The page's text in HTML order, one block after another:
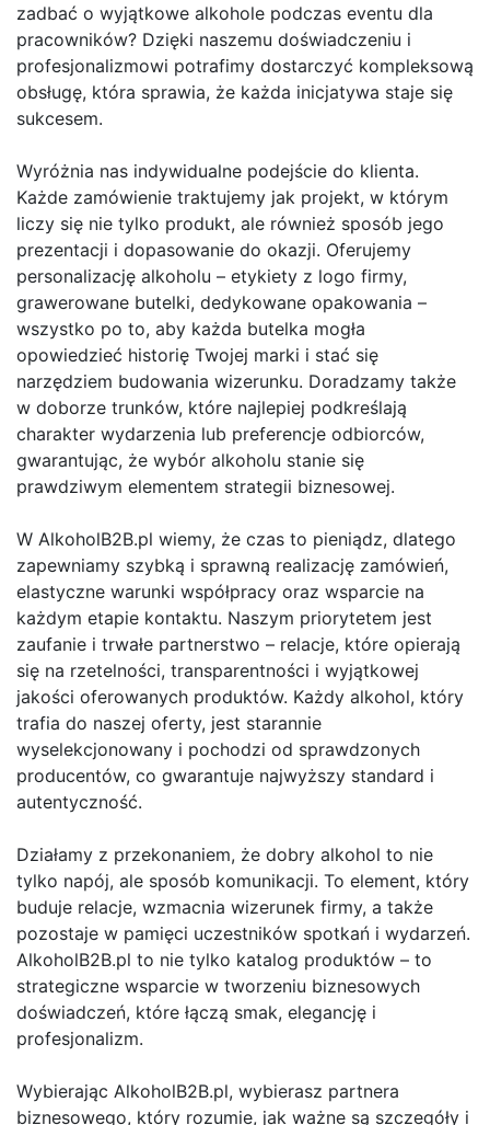
zadbać o wyjątkowe alkohole podczas eventu dla
pracowników? Dzięki naszemu doświadczeniu i
profesjonalizmowi potrafimy dostarczyć kompleksową
obsługę, która sprawia, że każda inicjatywa staje się
sukcesem.
Wyróżnia nas indywidualne podejście do klienta.
Każde zamówienie traktujemy jak projekt, w którym
liczy się nie tylko produkt, ale również sposób jego
prezentacji i dopasowanie do okazji. Oferujemy
personalizację alkoholu – etykiety z logo firmy,
grawerowane butelki, dedykowane opakowania –
wszystko po to, aby każda butelka mogła
opowiedzieć historię Twojej marki i stać się
narzędziem budowania wizerunku. Doradzamy także
w doborze trunków, które najlepiej podkreślają
charakter wydarzenia lub preferencje odbiorców,
gwarantując, że wybór alkoholu stanie się
prawdziwym elementem strategii biznesowej.
W AlkoholB2B.pl wiemy, że czas to pieniądz, dlatego
zapewniamy szybką i sprawną realizację zamówień,
elastyczne warunki współpracy oraz wsparcie na
każdym etapie kontaktu. Naszym priorytetem jest
zaufanie i trwałe partnerstwo – relacje, które opierają
się na rzetelności, transparentności i wyjątkowej
jakości oferowanych produktów. Każdy alkohol, który
trafia do naszej oferty, jest starannie
wyselekcjonowany i pochodzi od sprawdzonych
producentów, co gwarantuje najwyższy standard i
autentyczność.
Działamy z przekonaniem, że dobry alkohol to nie
tylko napój, ale sposób komunikacji. To element, który
buduje relacje, wzmacnia wizerunek firmy, a także
pozostaje w pamięci uczestników spotkań i wydarzeń.
AlkoholB2B.pl to nie tylko katalog produktów – to
strategiczne wsparcie w tworzeniu biznesowych
doświadczeń, które łączą smak, elegancję i
profesjonalizm.
Wybierając AlkoholB2B.pl, wybierasz partnera
biznesowego, który rozumie, jak ważne są szczegóły i